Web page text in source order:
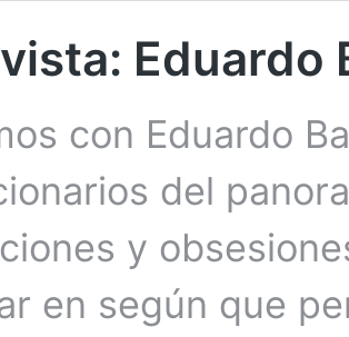
Eduardo
con Eduardo
del
y
en según que